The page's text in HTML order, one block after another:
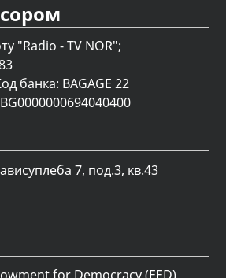
"Radio - TV NOR";
банка: BAGAGE 22
7, под.3, кв.43